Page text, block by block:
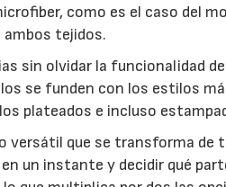
como es el caso del
ambos tejidos.
sin olvidar la funcionalidad
se funden con los estilos
plateados e incluso
que se transforma de
un instante y decidir qué